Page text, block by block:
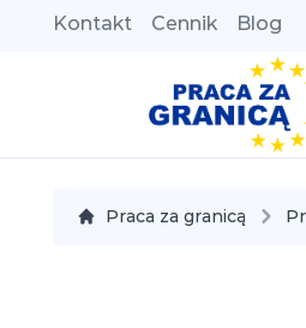
Kontakt Cennik Blog
Praca za granicą